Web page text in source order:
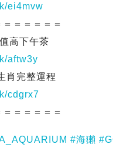
ei4mvw
＝＝＝＝＝
高下午茶
aftw3y
肖完整運程
cdgrx7
＝＝＝＝＝
#海獺